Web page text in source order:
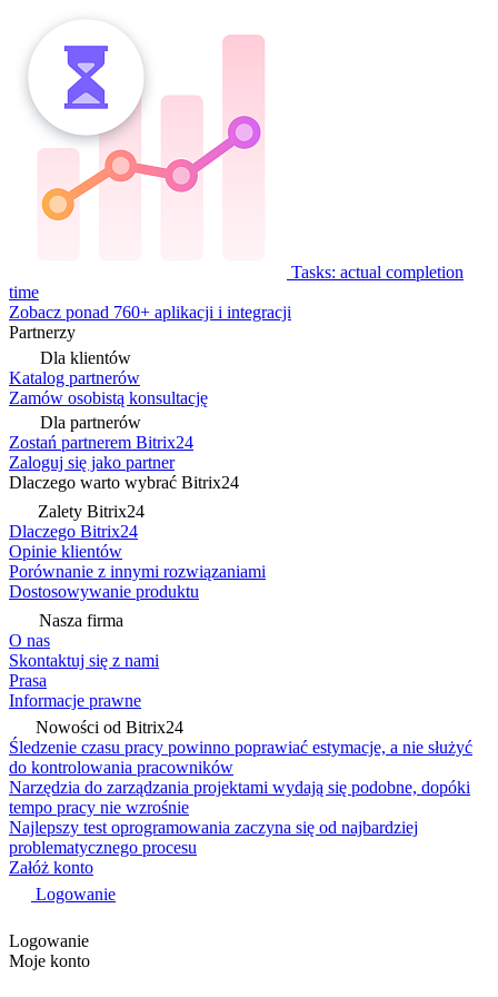
Tasks: actual completion
time
Zobacz ponad 760+ aplikacji i integracji
Partnerzy
Dla klientów
Katalog partnerów
Zamów osobistą konsultację
Dla partnerów
Zostań partnerem Bitrix24
Zaloguj się jako partner
Dlaczego warto wybrać Bitrix24
Zalety Bitrix24
Dlaczego Bitrix24
Opinie klientów
Porównanie z innymi rozwiązaniami
Dostosowywanie produktu
Nasza firma
O nas
Skontaktuj się z nami
Prasa
Informacje prawne
Nowości od Bitrix24
Śledzenie czasu pracy powinno poprawiać estymacje, a nie służyć
do kontrolowania pracowników
Narzędzia do zarządzania projektami wydają się podobne, dopóki
tempo pracy nie wzrośnie
Najlepszy test oprogramowania zaczyna się od najbardziej
problematycznego procesu
Załóż konto
Logowanie
Logowanie
Moje konto